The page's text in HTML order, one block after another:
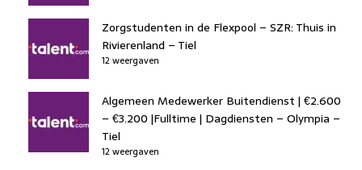
Zorgstudenten in de Flexpool – SZR: Thuis in
Rivierenland – Tiel
12 weergaven
Algemeen Medewerker Buitendienst | €2.600
– €3.200 |Fulltime | Dagdiensten – Olympia –
Tiel
12 weergaven